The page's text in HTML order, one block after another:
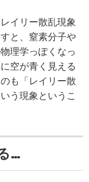
イリー散乱現象
と、窒素分子や
理学っぽくなっ
空が青く見える
も「レイリー散
う現象というこ
…